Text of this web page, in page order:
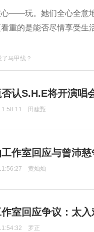
——玩。她们全心全意
重的是能否尽情享受
马甲线？
否认S.H.E将开演唱
田馥甄
作室回应与曾沛
黄灿灿
室回应争议：太
罗正